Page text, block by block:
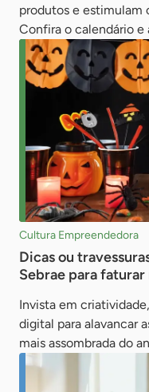
produtos e estimulam
Confira o calendário e
Cultura Empreendedora
Dicas ou
Sebrae para faturar
Invista em
digital para alavancar
mais assombrada do